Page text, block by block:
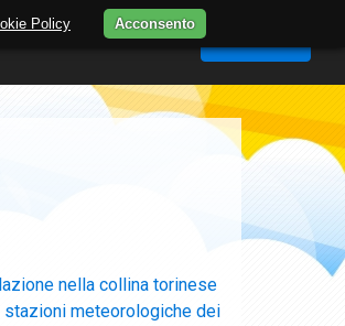
METEO WEBCAM
nella collina torinese
stazioni meteorologiche dei
Policy Acconsento